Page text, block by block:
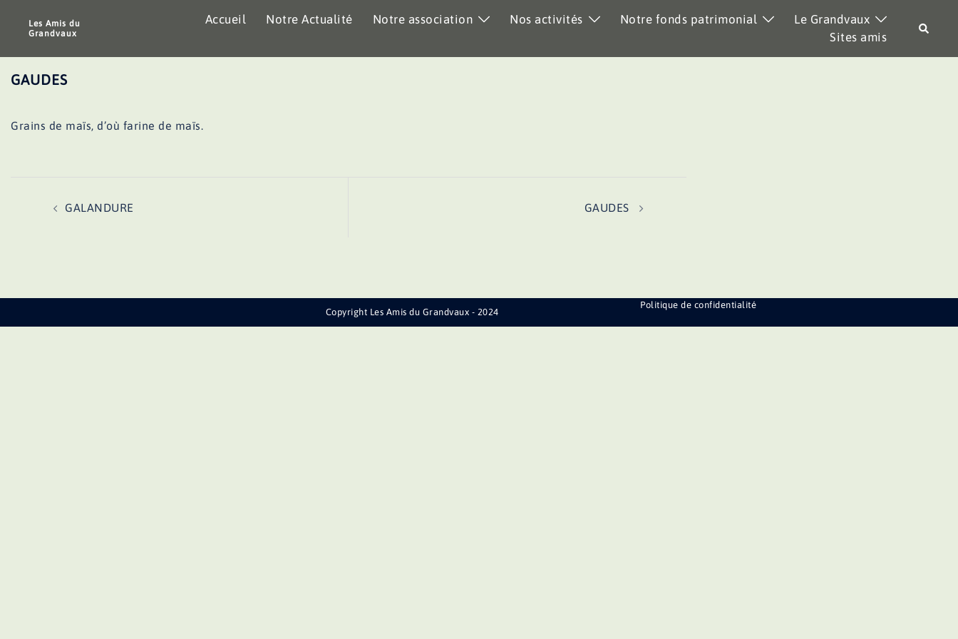
Les Amis du
Grandvaux
Accueil Notre Actualité Notre association Nos activités Notre fonds patrimonial
Le Grandvaux
Sites amis
GAUDES
Grains de maïs, d’où farine de maïs.
GALANDURE GAUDES
Copyright Les Amis du Grandvaux - 2024
Politique de confidentialité